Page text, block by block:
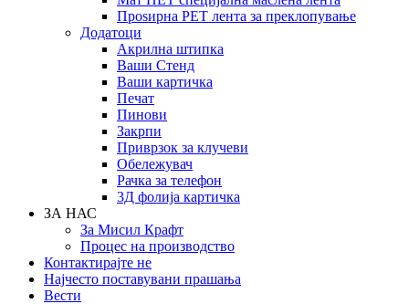
Проѕирна PET лента за преклопување
Додатоци
Акрилна штипка
Ваши Стенд
Ваши картичка
Печат
Пинови
Закрпи
Приврзок за клучеви
Обележувач
Рачка за телефон
3Д фолија картичка
ЗА НАС
За Мисил Крафт
Процес на производство
Контактирајте не
Најчесто поставувани прашања
Вести